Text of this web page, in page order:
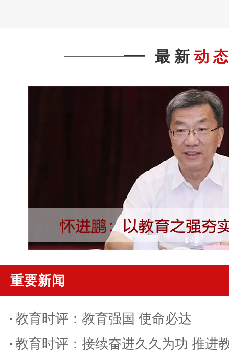
最 新 动 态
2 /
重要新闻
教育时评：教育强国 使命必达
教育时评：接续奋进久久为功 推进